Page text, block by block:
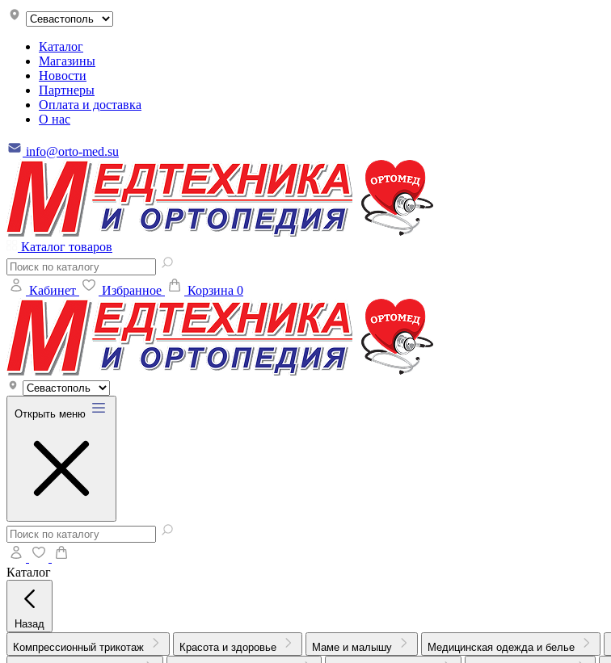
Каталог
Магазины
Новости
Партнеры
Оплата и доставка
О нас
info@orto-med.su
Каталог товаров
Кабинет Избранное Корзина 0
Открыть меню
Каталог
Назад
Компрессионный трикотаж
Красота и здоровье Маме и малышу Медицинская одежда и белье